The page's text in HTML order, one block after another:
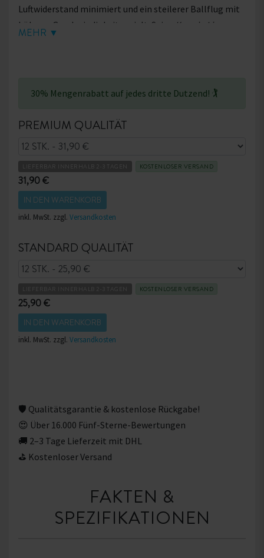
Luftwiderstand minimiert und ein steilerer Ballflug mit
höherer Geschwindigkeit erzielt. Seine
Keep in Line
bietet ein besseres und stabileres Golferlebnis.
verschiedenen Farben (auch matt) und Varianten des
Vice Pro (Vice Pro Plus und Vice Pro Soft). Tendenziell
befinden sich überwiegend grüne, rote und pinke Bälle
im Paket.
Eine genaue farbliche Verteilung können wir allerdings
nicht garantieren - es können starke ungleichmäßige
MEHR ▼
30% Mengenrabatt auf jedes dritte Dutzend! 🏌
PREMIUM QUALITÄT
LIEFERBAR INNERHALB 2-3 TAGEN KOSTENLOSER VERSAND
31,90 €
IN DEN WARENKORB
inkl. MwSt. zzgl. Versandkosten
STANDARD QUALITÄT
LIEFERBAR INNERHALB 2-3 TAGEN KOSTENLOSER VERSAND
25,90 €
IN DEN WARENKORB
inkl. MwSt. zzgl. Versandkosten
🛡 Qualitätsgarantie & kostenlose Rückgabe!
😍 Über 16.000 Fünf-Sterne-Bewertungen
🚚 2–3 Tage Lieferzeit mit DHL
⛳ Kostenloser Versand
FAKTEN &
SPEZIFIKATIONEN